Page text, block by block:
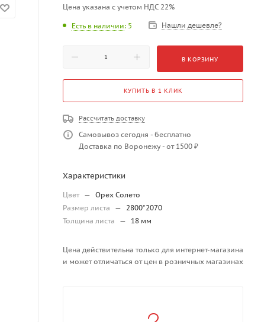
Цена указана с учетом НДС 22%
Есть в наличии: 5 Нашли дешевле?
В КОРЗИНУ
КУПИТЬ В 1 КЛИК
Рассчитать доставку
Самовывоз сегодня - бесплатно
Доставка по Воронежу - от 1500 ₽
Характеристики
Цвет — Орех Солето
Размер листа
— 2800*2070
Толщина листа
— 18 мм
Цена действительна только для интернет-магазина
и может отличаться от цен в розничных магазинах